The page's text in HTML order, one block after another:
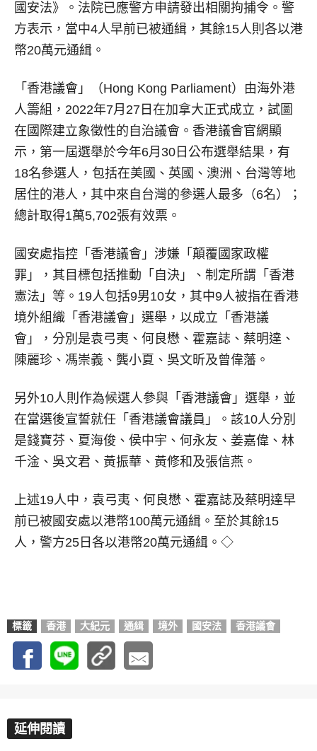
國安法》。法院已應警方申請發出相關拘捕令。警
方表示，當中4人早前已被通緝，其餘15人則各以港
幣20萬元通緝。
「香港議會」（Hong Kong Parliament）由海外港
人籌組，2022年7月27日在加拿大正式成立，試圖
在國際建立象徵性的自治議會。香港議會官網顯
示，第一屆選舉於今年6月30日公布選舉結果，有
18名參選人，包括在美國、英國、澳洲、台灣等地
居住的港人，其中來自台灣的參選人最多（6名）；
總計取得1萬5,702張有效票。
國安處指控「香港議會」涉嫌「顛覆國家政權
罪」，其目標包括推動「自決」、制定所謂「香港
憲法」等。19人包括9男10女，其中9人被指在香港
境外組織「香港議會」選舉，以成立「香港議
會」，分別是袁弓夷、何良懋、霍嘉誌、蔡明達、
陳麗珍、馮崇義、龔小夏、吳文昕及曾偉藩。
另外10人則作為候選人參與「香港議會」選舉，並
在當選後宣誓就任「香港議會議員」。該10人分別
是錢寶芬、夏海俊、侯中宇、何永友、姜嘉偉、林
千淦、吳文君、黃振華、黃修和及張信燕。
上述19人中，袁弓夷、何良懋、霍嘉誌及蔡明達早
前已被國安處以港幣100萬元通緝。至於其餘15
人，警方25日各以港幣20萬元通緝。◇
標籤 香港 大紀元 通緝 境外 國安法 香港議會
延伸閱讀